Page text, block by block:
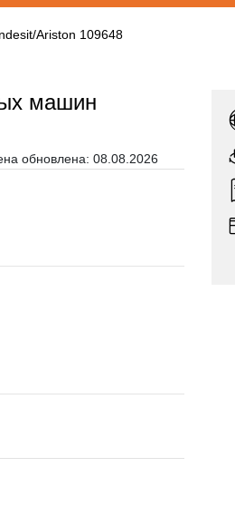
Ariston 109648
машин
обновлена: 08.08.2026